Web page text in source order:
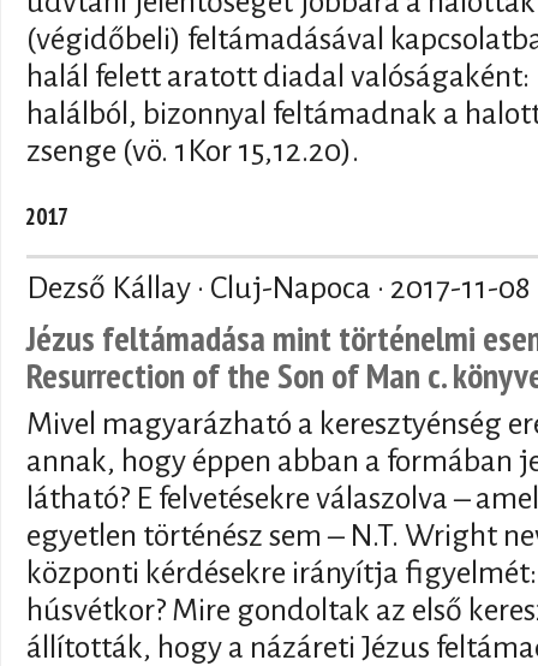
(végidőbeli) feltámadásával
halál felett aratott diadal
halálból, bizonnyal feltámadnak a
zsenge (vö. 1Kor 15,12.20).
2017
Dezső Kállay · Cluj-Napoca · 2017-11-08
Jézus feltámadása mint történelmi
Resurrection of the Son of Man c.
Mivel magyarázható a keresztyénség
annak, hogy éppen abban a formában
látható? E felvetésekre válaszolva –
egyetlen történész sem – N.T. Wright
központi kérdésekre irányítja
húsvétkor? Mire gondoltak az első
állították, hogy a názáreti Jézus